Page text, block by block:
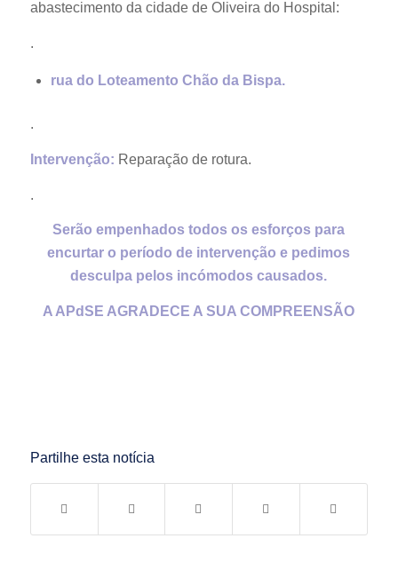
abastecimento da cidade de Oliveira do Hospital:
.
rua do Loteamento Chão da Bispa.
.
Intervenção: Reparação de rotura.
.
Serão empenhados todos os esforços para
encurtar o período de intervenção e pedimos
desculpa pelos incómodos causados.
A APdSE AGRADECE A SUA COMPREENSÃO
Partilhe esta notícia